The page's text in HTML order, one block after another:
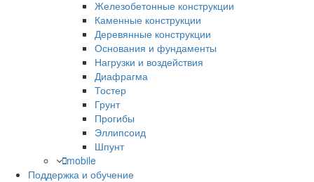
Железобетонные конструкции
Каменные конструкции
Деревянные конструкции
Основания и фундаменты
Нагрузки и воздействия
Диафрагма
Тостер
Грунт
Прогибы
Эллипсоид
Шпунт
mobile
Поддержка и обучение